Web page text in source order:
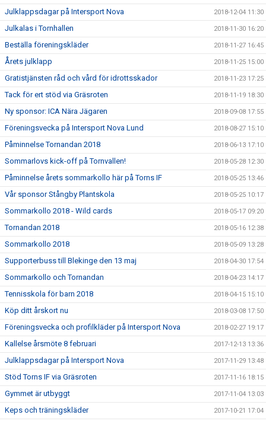
Julklappsdagar på Intersport Nova 2018-12-04 11:30
Julkalas i Tornhallen 2018-11-30 16:20
Beställa föreningskläder 2018-11-27 16:45
Årets julklapp 2018-11-25 15:00
Gratistjänsten råd och vård för idrottsskador 2018-11-23 17:25
Tack för ert stöd via Gräsroten 2018-11-19 18:30
Ny sponsor: ICA Nära Jägaren 2018-09-08 17:55
Föreningsvecka på Intersport Nova Lund 2018-08-27 15:10
Påminnelse Tornandan 2018 2018-06-13 17:10
Sommarlovs kick-off på Tornvallen! 2018-05-28 12:30
Påminnelse årets sommarkollo här på Torns IF 2018-05-25 13:46
Vår sponsor Stångby Plantskola 2018-05-25 10:17
Sommarkollo 2018 - Wild cards 2018-05-17 09:20
Tornandan 2018 2018-05-16 12:38
Sommarkollo 2018 2018-05-09 13:28
Supporterbuss till Blekinge den 13 maj 2018-04-30 17:54
Sommarkollo och Tornandan 2018-04-23 14:17
Tennisskola för barn 2018 2018-04-15 15:10
Köp ditt årskort nu 2018-03-08 17:50
Föreningsvecka och profilkläder på Intersport Nova 2018-02-27 19:17
Kallelse årsmöte 8 februari 2017-12-13 13:36
Julklappsdagar på Intersport Nova 2017-11-29 13:48
Stöd Torns IF via Gräsroten 2017-11-16 18:15
Gymmet är utbyggt 2017-11-04 13:03
Keps och träningskläder 2017-10-21 17:04